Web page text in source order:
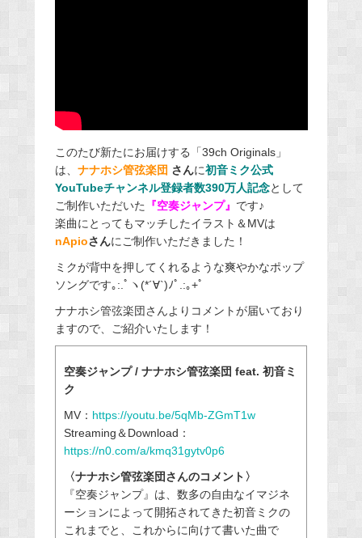
このたび新たにお届けする「39ch Originals」
は、 ナナホシ管弦楽団 さんに初音ミク公式
YouTubeチャンネル登録者数390万人記念として
ご制作いただいた 『空奏ジャンプ』 です♪
楽曲にとってもマッチしたイラスト＆MVは
nApioさんにご制作いただきました！
ミクが背中を押してくれるような爽やかなポップ
ソングです｡:.ﾟヽ(*´∀`)ﾉﾟ.:｡+ﾟ
ナナホシ管弦楽団さんよりコメントが届いており
ますので、ご紹介いたします！
空奏ジャンプ / ナナホシ管弦楽団 feat. 初音ミ
ク
MV： https://youtu.be/5qMb-ZGmT1w
Streaming＆Download：
https://n0.com/a/kmq31gytv0p6
〈ナナホシ管弦楽団さんのコメント〉
『空奏ジャンプ』は、数多の自由なイマジネ
ーションによって開拓されてきた初音ミクの
これまでと、これからに向けて書いた曲で